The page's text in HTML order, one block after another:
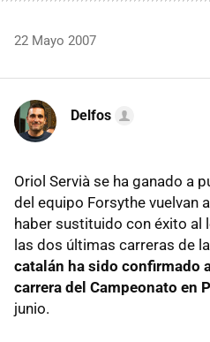
22 Mayo 2007
Delfos
Oriol Servià se ha ganado a
del equipo Forsythe vuelvan
haber sustituido con éxito al
las dos últimas carreras de
catalán ha sido confirmado
carrera del Campeonato en
junio.